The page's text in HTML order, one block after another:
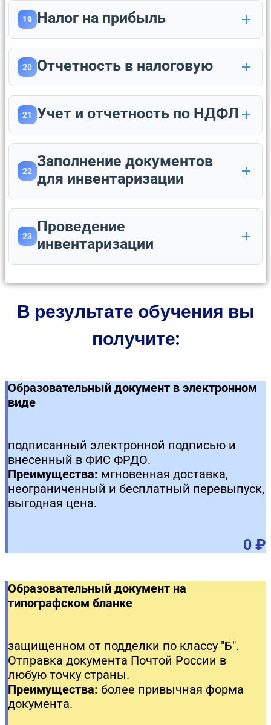
19 Налог на прибыль
20 Отчетность в налоговую
21 Учет и отчетность по НДФЛ
22
Заполнение документов
для инвентаризации
23
Проведение
инвентаризации
В результате обучения вы
получите:
Образовательный документ в электронном
виде
подписанный электронной подписью и
внесенный в ФИС ФРДО.
Преимущества: мгновенная доставка,
неограниченный и бесплатный перевыпуск,
выгодная цена.
0 ₽
Образовательный документ на
типографском бланке
защищенном от подделки по классу "Б".
Отправка документа Почтой России в
любую точку страны.
Преимущества: более привычная форма
документа.